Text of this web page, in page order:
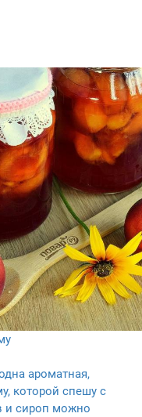
ароматная,
которой спешу с
и сироп можно